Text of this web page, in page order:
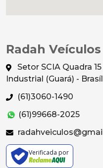
Radah
Setor SCIA Quadra
Industrial (Guará) -
(61)3060-1490
(61)99668-2025
Verificada por